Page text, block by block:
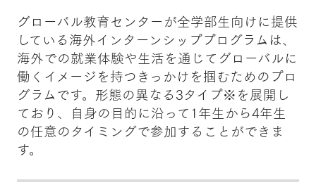
グローバル教育センターが全学部生向けに提供
している海外インターンシッププログラムは、
海外での就業体験や生活を通じてグローバルに
働くイメージを持つきっかけを掴むためのプロ
グラムです。形態の異なる3タイプ※を展開し
ており、自身の目的に沿って1年生から4年生
の任意のタイミングで参加することができま
す。